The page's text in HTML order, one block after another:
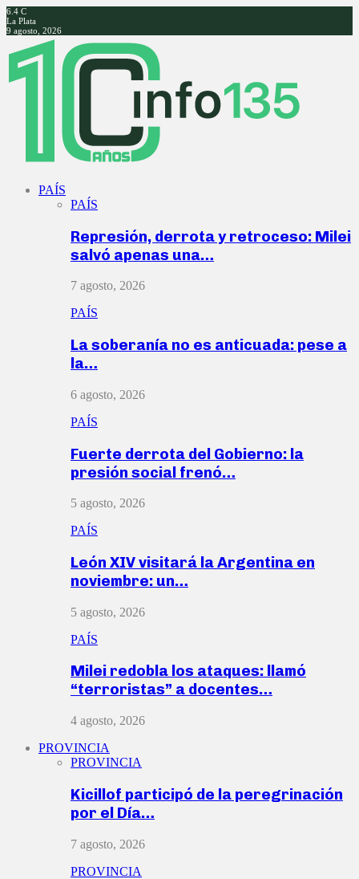
6.4 C
La Plata
9 agosto, 2026
Facebook
Twitter
Instagram
Youtube
PAÍS
PAÍS
Represión, derrota y retroceso: Milei
salvó apenas una…
7 agosto, 2026
PAÍS
La soberanía no es anticuada: pese a
la…
6 agosto, 2026
PAÍS
Fuerte derrota del Gobierno: la
presión social frenó…
5 agosto, 2026
PAÍS
León XIV visitará la Argentina en
noviembre: un…
5 agosto, 2026
PAÍS
Milei redobla los ataques: llamó
“terroristas” a docentes…
4 agosto, 2026
PROVINCIA
PROVINCIA
Kicillof participó de la peregrinación
por el Día…
7 agosto, 2026
PROVINCIA